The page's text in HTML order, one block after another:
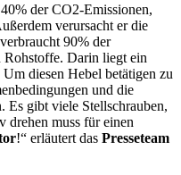
der CO2-Emissionen,
verursacht er die
90% der
Rohstoffe. Darin liegt ein
diesen Hebel betätigen zu
und die
Es gibt viele Stellschrauben,
drehen muss für einen
!“ erläutert das Presseteam